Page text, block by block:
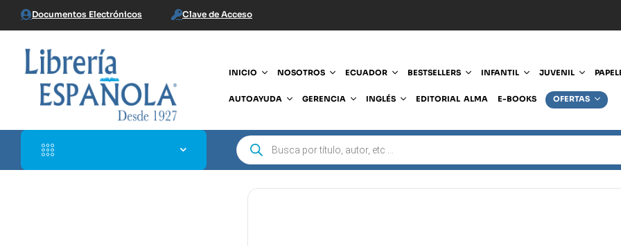
Documentos Electrónicos Clave de Acceso
INICIO NOSOTROS ECUADOR BESTSELLERS INFANTIL JUVENIL
AUTOAYUDA GERENCIA INGLÉS EDITORIAL ALMA E-BOOKS OFERTAS